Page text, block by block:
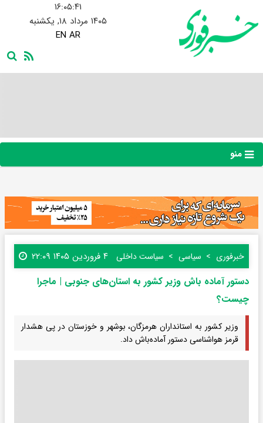
۱۶:۰۵:۴۲
۱۴۰۵ مرداد ۱۸, یکشنبه
EN AR
منو
خبرفوری سیاسی سیاست داخلی ۴ فروردین ۱۴۰۵ ۲۲:۰۹
دستور آماده باش وزیر کشور به استان‌های جنوبی | ماجرا
چیست؟
وزیر کشور به استانداران هرمزگان، بوشهر و خوزستان در پی هشدار
قرمز هواشناسی دستور آماده‌باش داد.